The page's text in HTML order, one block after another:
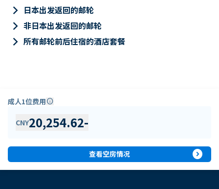
keyboard_arrow_right 日本出发返回的邮轮
keyboard_arrow_right 非日本出发返回的邮轮
keyboard_arrow_right 所有邮轮前后住宿的酒店套餐
成人1位费用info
CNY20,254.62-
查看空房情况 expand_circle_right